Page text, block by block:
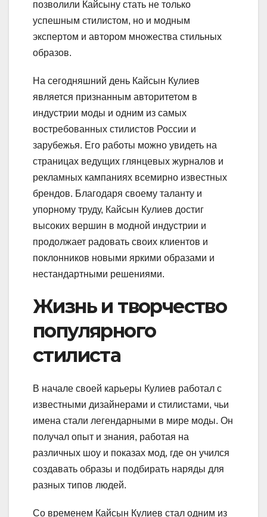
позволили Кайсыну стать не только
успешным стилистом, но и модным
экспертом и автором множества стильных
образов.
На сегодняшний день Кайсын Кулиев
является признанным авторитетом в
индустрии моды и одним из самых
востребованных стилистов России и
зарубежья. Его работы можно увидеть на
страницах ведущих глянцевых журналов и
рекламных кампаниях всемирно известных
брендов. Благодаря своему таланту и
упорному труду, Кайсын Кулиев достиг
высоких вершин в модной индустрии и
продолжает радовать своих клиентов и
поклонников новыми яркими образами и
нестандартными решениями.
Жизнь и творчество
популярного
стилиста
В начале своей карьеры Кулиев работал с
известными дизайнерами и стилистами, чьи
имена стали легендарными в мире моды. Он
получал опыт и знания, работая на
различных шоу и показах мод, где он учился
создавать образы и подбирать наряды для
разных типов людей.
Со временем Кайсын Кулиев стал одним из